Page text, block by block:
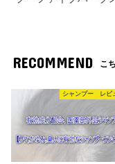
RECOMMEND こ
シャンプー レビ